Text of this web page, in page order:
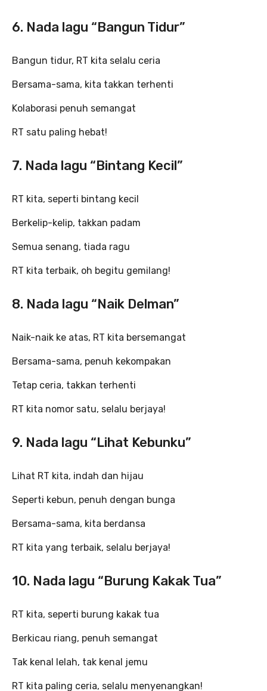
6. Nada lagu “Bangun Tidur”
Bangun tidur, RT kita selalu ceria
Bersama-sama, kita takkan terhenti
Kolaborasi penuh semangat
RT satu paling hebat!
7. Nada lagu “Bintang Kecil”
RT kita, seperti bintang kecil
Berkelip-kelip, takkan padam
Semua senang, tiada ragu
RT kita terbaik, oh begitu gemilang!
8. Nada lagu “Naik Delman”
Naik-naik ke atas, RT kita bersemangat
Bersama-sama, penuh kekompakan
Tetap ceria, takkan terhenti
RT kita nomor satu, selalu berjaya!
9. Nada lagu “Lihat Kebunku”
Lihat RT kita, indah dan hijau
Seperti kebun, penuh dengan bunga
Bersama-sama, kita berdansa
RT kita yang terbaik, selalu berjaya!
10. Nada lagu “Burung Kakak Tua”
RT kita, seperti burung kakak tua
Berkicau riang, penuh semangat
Tak kenal lelah, tak kenal jemu
RT kita paling ceria, selalu menyenangkan!